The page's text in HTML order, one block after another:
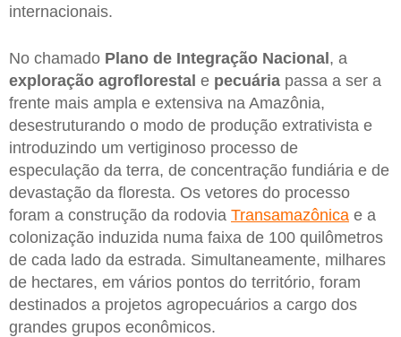
internacionais.
No chamado Plano de Integração Nacional, a
exploração agroflorestal e pecuária passa a ser a
frente mais ampla e extensiva na Amazônia,
desestruturando o modo de produção extrativista e
introduzindo um vertiginoso processo de
especulação da terra, de concentração fundiária e de
devastação da floresta. Os vetores do processo
foram a construção da rodovia Transamazônica e a
colonização induzida numa faixa de 100 quilômetros
de cada lado da estrada. Simultaneamente, milhares
de hectares, em vários pontos do território, foram
destinados a projetos agropecuários a cargo dos
grandes grupos econômicos.